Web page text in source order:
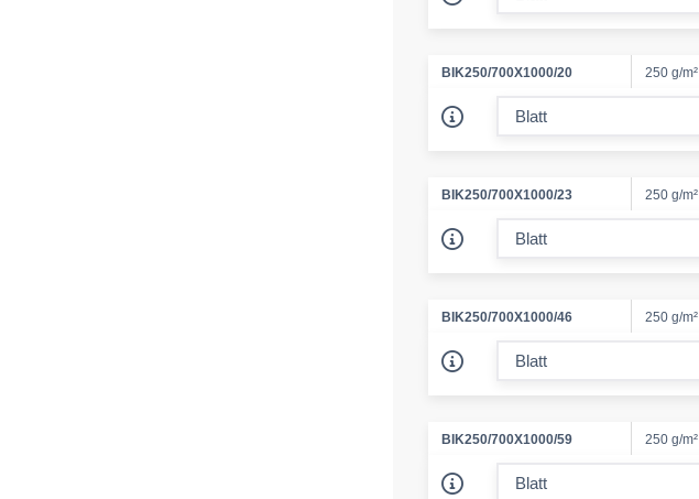
BIK250/700X1000/20 250 g/m²
BIK250/700X1000/23 250 g/m²
BIK250/700X1000/46 250 g/m²
BIK250/700X1000/59 250 g/m²